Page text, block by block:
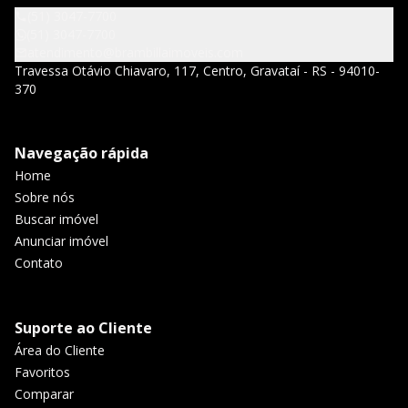
Travessa Otávio Chiavaro, 117, Centro, Gravataí - RS - 94010-
370
Navegação rápida
Home
Sobre nós
Buscar imóvel
Anunciar imóvel
Contato
Suporte ao Cliente
Área do Cliente
Favoritos
Comparar